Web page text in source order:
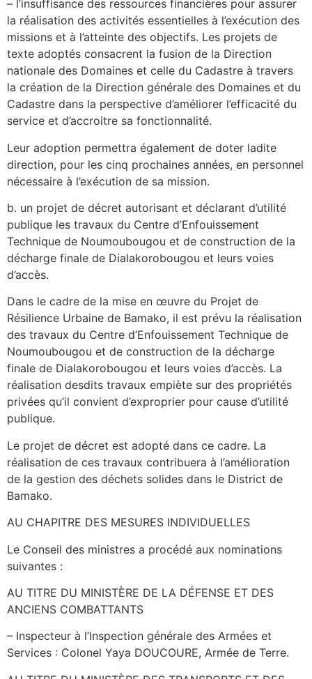
– l’insuffisance des ressources financières pour assurer
la réalisation des activités essentielles à l’exécution des
missions et à l’atteinte des objectifs. Les projets de
texte adoptés consacrent la fusion de la Direction
nationale des Domaines et celle du Cadastre à travers
la création de la Direction générale des Domaines et du
Cadastre dans la perspective d’améliorer l’efficacité du
service et d’accroitre sa fonctionnalité.
Leur adoption permettra également de doter ladite
direction, pour les cinq prochaines années, en personnel
nécessaire à l’exécution de sa mission.
b. un projet de décret autorisant et déclarant d’utilité
publique les travaux du Centre d’Enfouissement
Technique de Noumoubougou et de construction de la
décharge finale de Dialakorobougou et leurs voies
d’accès.
Dans le cadre de la mise en œuvre du Projet de
Résilience Urbaine de Bamako, il est prévu la réalisation
des travaux du Centre d’Enfouissement Technique de
Noumoubougou et de construction de la décharge
finale de Dialakorobougou et leurs voies d’accès. La
réalisation desdits travaux empiète sur des propriétés
privées qu’il convient d’exproprier pour cause d’utilité
publique.
Le projet de décret est adopté dans ce cadre. La
réalisation de ces travaux contribuera à l’amélioration
de la gestion des déchets solides dans le District de
Bamako.
AU CHAPITRE DES MESURES INDIVIDUELLES
Le Conseil des ministres a procédé aux nominations
suivantes :
AU TITRE DU MINISTÈRE DE LA DÉFENSE ET DES
ANCIENS COMBATTANTS
– Inspecteur à l’Inspection générale des Armées et
Services : Colonel Yaya DOUCOURE, Armée de Terre.